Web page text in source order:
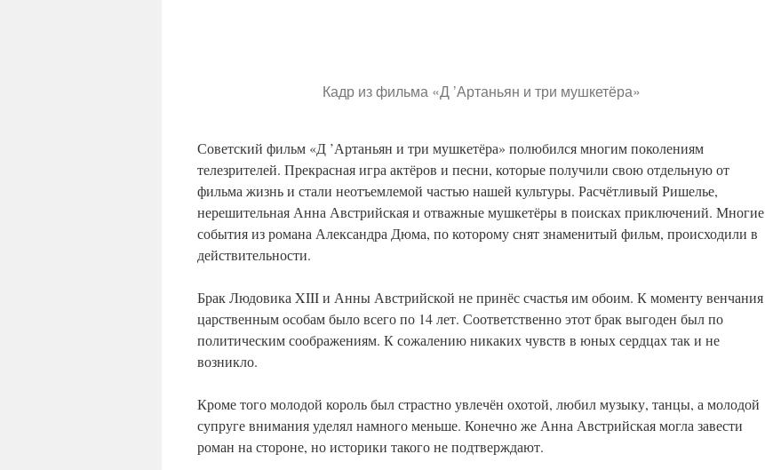
Кадр из фильма «Д ’Артаньян и три мушкетёра»
Советский фильм «Д ’Артаньян и три мушкетёра» полюбился многим поколениям
телезрителей. Прекрасная игра актёров и песни, которые получили свою отдельную от
фильма жизнь и стали неотъемлемой частью нашей культуры. Расчётливый Ришелье,
нерешительная Анна Австрийская и отважные мушкетёры в поисках приключений. Многие
события из романа Александра Дюма, по которому снят знаменитый фильм, происходили в
действительности.
Брак Людовика XIII и Анны Австрийской не принёс счастья им обоим. К моменту венчания
царственным особам было всего по 14 лет. Соответственно этот брак выгоден был по
политическим соображениям. К сожалению никаких чувств в юных сердцах так и не
возникло.
Кроме того молодой король был страстно увлечён охотой, любил музыку, танцы, а молодой
супруге внимания уделял намного меньше. Конечно же Анна Австрийская могла завести
роман на стороне, но историки такого не подтверждают.